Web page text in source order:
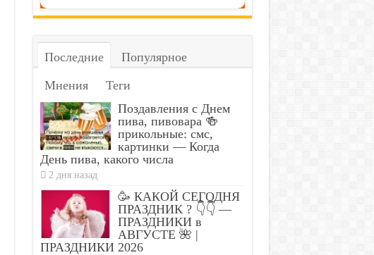
No Poop For More
Than 2 Days - It's
The First Sign Of
Последние
Популярное
Мнения
Теги
Поздавления с Днем
пива, пивовара 🍻
прикольные: смс,
картинки — Когда
День пива, какого числа
2 дня назад
🥳 КАКОЙ СЕГОДНЯ
ПРАЗДНИК ? 👇👇 —
ПРАЗДНИКИ в
АВГУСТЕ 🌺 |
ПРАЗДНИКИ 2026